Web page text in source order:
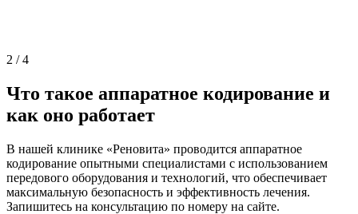
2 /4
Что такое аппаратное кодирование и
как оно работает
В нашей клинике «Реновита» проводится аппаратное
кодирование опытными специалистами с использованием
передового оборудования и технологий, что обеспечивает
максимальную безопасность и эффективность лечения.
Запишитесь на консультацию по номеру на сайте.